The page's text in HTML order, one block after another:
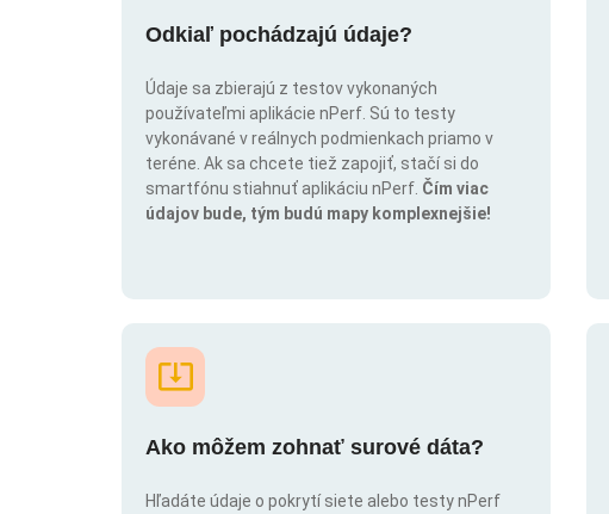
Odkiaľ pochádzajú údaje?
Údaje sa zbierajú z testov vykonaných
používateľmi aplikácie nPerf. Sú to testy
vykonávané v reálnych podmienkach priamo v
teréne. Ak sa chcete tiež zapojiť, stačí si do
smartfónu stiahnuť aplikáciu nPerf. Čím viac
údajov bude, tým budú mapy komplexnejšie!
Ako môžem zohnať surové dáta?
Hľadáte údaje o pokrytí siete alebo testy nPerf